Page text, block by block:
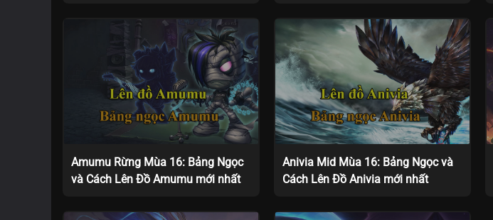
Amumu Rừng Mùa 16: Bảng Ngọc
và Cách Lên Đồ Amumu mới nhất
Anivia Mid Mùa 16: Bảng Ngọc và
Cách Lên Đồ Anivia mới nhất